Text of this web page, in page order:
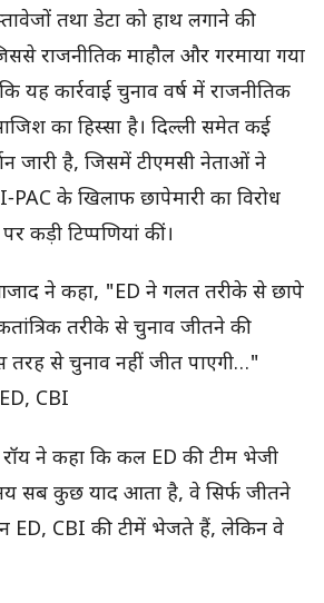
तथा डेटा को हाथ लगाने की
राजनीतिक माहौल और गरमाया गया
यह कार्रवाई चुनाव वर्ष में राजनीतिक
का हिस्सा है। दिल्ली समेत कई
जारी है, जिसमें टीएमसी नेताओं ने
के खिलाफ छापेमारी का विरोध
कड़ी टिप्पणियां कीं।
ने कहा, "ED ने गलत तरीके से छापे
तरीके से चुनाव जीतने की
तरह से चुनाव नहीं जीत पाएगी…"
CBI
ने कहा कि कल ED की टीम भेजी
सब कुछ याद आता है, वे सिर्फ जीतने
ED, CBI की टीमें भेजते हैं, लेकिन वे